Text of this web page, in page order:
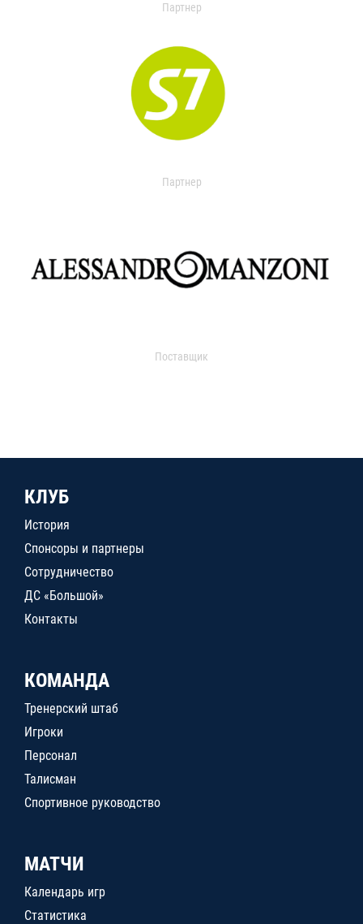
Партнер
Партнер
Поставщик
КЛУБ
История
Спонсоры и партнеры
Сотрудничество
ДС «Большой»
Контакты
КОМАНДА
Тренерский штаб
Игроки
Персонал
Талисман
Спортивное руководство
МАТЧИ
Календарь игр
Статистика